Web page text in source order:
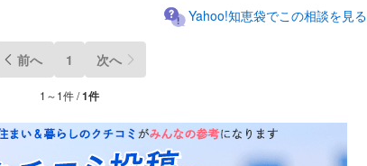
Yahoo!知恵袋でこの相談を見る
前へ 1 次へ
1～1件 /1件